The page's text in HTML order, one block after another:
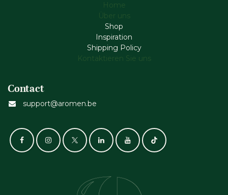
Home
Über uns
Shop
Inspiration
Shipping Policy
Kontaktieren Sie uns
Contact
support@aromen.be